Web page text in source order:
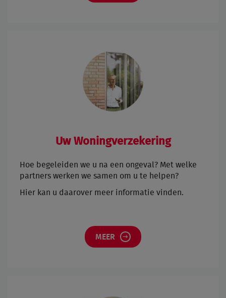
Uw Woningverzekering
Hoe begeleiden we u na een ongeval? Met welke
partners werken we samen om u te helpen?
Hier kan u daarover meer informatie vinden.
MEER